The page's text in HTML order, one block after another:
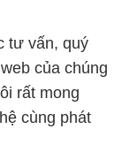
tư vấn, quý
của chúng
rất mong
cùng phát